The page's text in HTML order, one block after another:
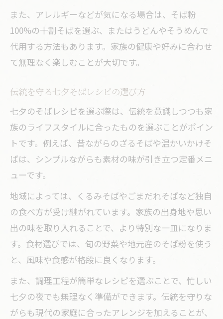
また、アレルギーなどが気になる場合は、そば粉
100%の十割そばを選ぶ、またはうどんやそうめんで
代用する方法もあります。家族の健康や好みに合わせ
て無理なく楽しむことが大切です。
伝統を守る七夕そばレシピの選び方
七夕のそばレシピを選ぶ際は、伝統を意識しつつも家
族のライフスタイルに合ったものを選ぶことがポイン
トです。例えば、昔ながらのざるそばや温かいかけそ
ばは、シンプルながらも素材の味が引き立つ定番メニ
ューです。
地域によっては、くるみそばやごまだれそばなど独自
の食べ方が受け継がれています。家族の出身地や思い
出の味を取り入れることで、より特別な一皿になりま
す。食材選びでは、旬の野菜や地元産のそば粉を使う
と、風味や食感が格段に良くなります。
また、調理工程が簡単なレシピを選ぶことで、忙しい
七夕の夜でも無理なく準備ができます。伝統を守りな
がらも現代の家庭に合ったアレンジを加えることが、